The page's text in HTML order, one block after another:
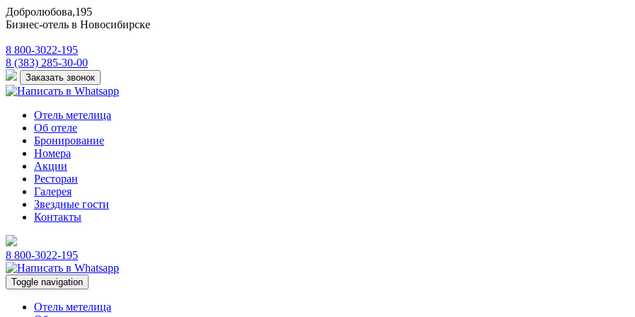
Добролюбова,195
Бизнес-отель в Новосибирске
8 800-3022-195
8 (383) 285-30-00
Заказать звонок
Отель метелица
Об отеле
Бронирование
Номера
Акции
Ресторан
Галерея
Звездные гости
Контакты
8 800-3022-195
Toggle navigation
Отель метелица